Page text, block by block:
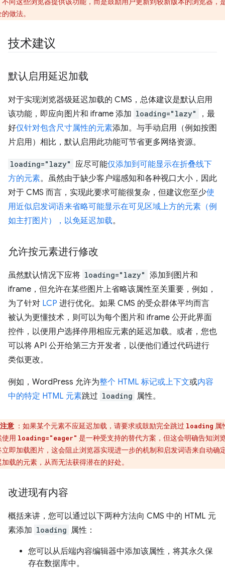
做法。
技术建议
默认启用延迟加载
对于实现浏览器级延迟加载的 CMS，总体建议是默认启用
该功能，即应向图片和 iframe 添加 loading="lazy"
，最
好仅针对包含尺寸属性的元素添加。与手动启用（例如按图
片启用）相比，默认启用此功能可节省更多网络资源。
loading="lazy" 应尽可能仅添加到可能显示在折叠线下
方的元素。虽然由于缺少客户端感知和各种视口大小，因此
对于 CMS 而言，实现此要求可能很复杂，但建议您至少使
用近似启发词语来省略可能显示在可见区域上方的元素（例
如主打图片），以免延迟加载。
允许按元素进行修改
虽然默认情况下应将 loading="lazy" 添加到图片和
iframe，但允许在某些图片上省略该属性至关重要，例如，
为了针对 LCP 进行优化。如果 CMS 的受众群体平均而言
被认为更懂技术，则可以为每个图片和 iframe 公开此界面
控件，以便用户选择停用相应元素的延迟加载。或者，您也
可以将 API 公开给第三方开发者，以便他们通过代码进行
类似更改。
例如，WordPress 允许为整个 HTML 标记或上下文或内容
中的特定 HTML 元素跳过 loading 属性。
注意 ：如果某个元素不应延迟加载，请要求或鼓励完全跳过 loading 属
使用 loading="eager" 是一种受支持的替代方案，但这会明确告知浏
立即加载图片，这会阻止浏览器实现进一步的机制和启发词语来自动确
载的元素，从而无法获得潜在的好处。
改进现有内容
概括来讲，您可以通过以下两种方法向 CMS 中的 HTML 元
素添加 loading 属性：
您可以从后端内容编辑器中添加该属性，将其永久保
存在数据库中。